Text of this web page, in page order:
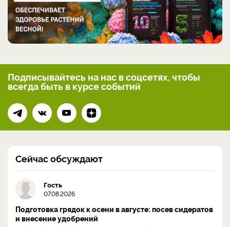
Подписывайтесь на нас в соцсетях, чтобы
всегдабыть в курсе событий
Сейчас обсуждают
Гость
07.08.2026
Подготовка грядок к осени в августе: посев сидератов
и внесение удобрений